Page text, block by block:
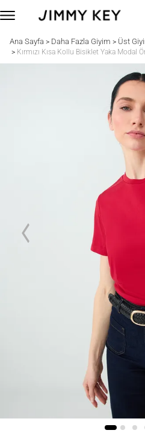
Ana Sayfa > Daha Fazla Giyim > Üst
> Kırmızı Kısa Kollu Bisiklet Yaka Modal